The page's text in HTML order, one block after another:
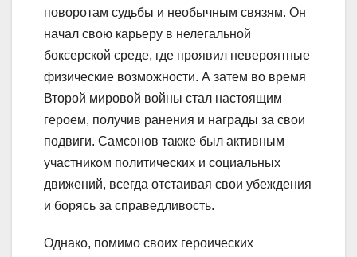
поворотам судьбы и необычным связям. Он
начал свою карьеру в нелегальной
боксерской среде, где проявил невероятные
физические возможности. А затем во время
Второй мировой войны стал настоящим
героем, получив ранения и награды за свои
подвиги. Самсонов также был активным
участником политических и социальных
движений, всегда отстаивая свои убеждения
и борясь за справедливость.
Однако, помимо своих героических